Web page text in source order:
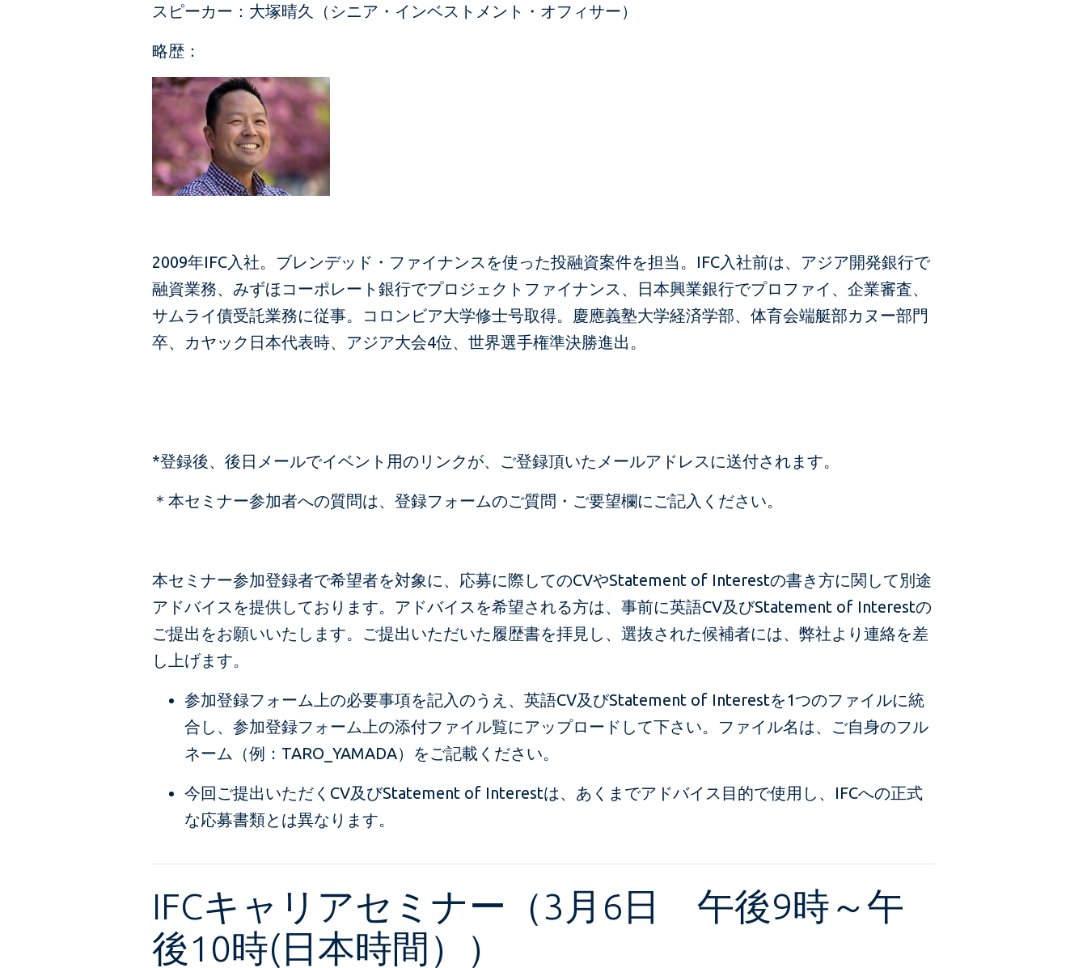
スピーカー：大塚晴久（シニア・インベストメント・オフィサー）
略歴：
2009年IFC入社。ブレンデッド・ファイナンスを使った投融資案件を担当。IFC入社前は、アジア開発銀行で
融資業務、みずほコーポレート銀行でプロジェクトファイナンス、日本興業銀行でプロファイ、企業審査、
サムライ債受託業務に従事。コロンビア大学修士号取得。慶應義塾大学経済学部、体育会端艇部カヌー部門
卒、カヤック日本代表時、アジア大会4位、世界選手権準決勝進出。
*登録後、後日メールでイベント用のリンクが、ご登録頂いたメールアドレスに送付されます。
＊本セミナー参加者への質問は、登録フォームのご質問・ご要望欄にご記入ください。
本セミナー参加登録者で希望者を対象に、応募に際してのCVやStatement of Interestの書き方に関して別途
アドバイスを提供しております。アドバイスを希望される方は、事前に英語CV及びStatement of Interestの
ご提出をお願いいたします。ご提出いただいた履歴書を拝見し、選抜された候補者には、弊社より連絡を差
し上げます。
参加登録フォーム上の必要事項を記入のうえ、英語CV及びStatement of Interestを1つのファイルに統
合し、参加登録フォーム上の添付ファイル覧にアップロードして下さい。ファイル名は、ご自身のフル
ネーム（例：TARO_YAMADA）をご記載ください。
今回ご提出いただくCV及びStatement of Interestは、あくまでアドバイス目的で使用し、IFCへの正式
な応募書類とは異なります。
IFCキャリアセミナー（3月6日 午後9時～午
後10時(日本時間））